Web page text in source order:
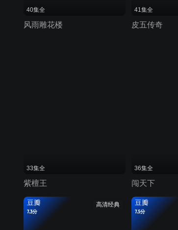
40集全
风雨雕花楼
41集全
皮五传奇
33集全
紫檀王
36集全
闯天下
高清经典
豆瓣
7.3分
豆瓣
7.5分